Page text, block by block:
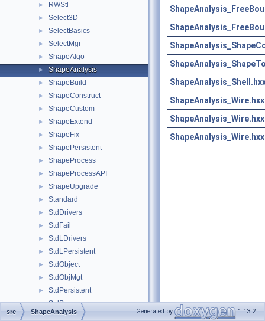
► RWStl
► Select3D
► SelectBasics
► SelectMgr
► ShapeAlgo
► ShapeAnalysis
► ShapeBuild
► ShapeConstruct
► ShapeCustom
► ShapeExtend
► ShapeFix
► ShapePersistent
► ShapeProcess
► ShapeProcessAPI
► ShapeUpgrade
► Standard
► StdDrivers
► StdFail
► StdLDrivers
► StdLPersistent
► StdObject
► StdObjMgt
► StdPersistent
► StdPrs
► StdSelect
ShapeAnalysis_Wire.hxx
ShapeAnalysis_Wire.hxx
ShapeAnalysis_Wire.hxx
src ShapeAnalysis Generated by 1.13.2